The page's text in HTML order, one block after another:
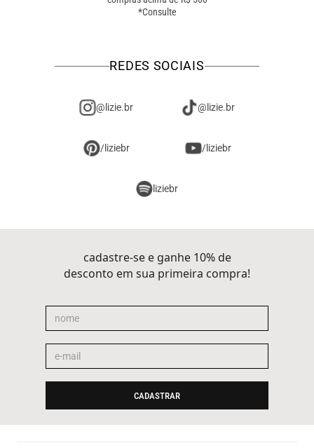
*Consulte
REDES SOCIAIS
@lizie.br @lizie.br
/liziebr /liziebr
liziebr
cadastre-se e ganhe 10% de
desconto em sua primeira compra!
CADASTRAR